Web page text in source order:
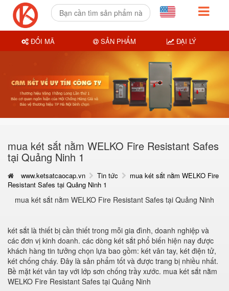
mua két sắt nằm WELKO Fire Resistant Safes
tại Quảng Ninh 1
www.ketsatcaocap.vn Tin tức
mua két sắt nằm WELKO Fire
Resistant Safes tại Quảng Ninh 1
mua két sắt nằm WELKO Fire Resistant Safes tại Quảng Ninh
két sắt là thiết bị cần thiết trong mỗi gia đình, doanh nghiệp và
các đơn vị kinh doanh. các dòng két sắt phổ biến hiện nay được
khách hàng tin tưởng chọn lựa bao gồm: két vân tay, két điện tử,
két chống cháy. Đây là sản phẩm tốt và được trang bị nhiều nhất.
Bề mặt két vân tay với lớp sơn chống trầy xước. mua két sắt nằm
WELKO Fire Resistant Safes tại Quảng Ninh
ĐỔI MÃ SẢN PHẨM ĐẠI LÝ